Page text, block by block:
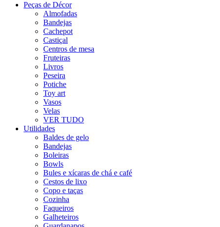
Peças de Décor
Almofadas
Bandejas
Cachepot
Castiçal
Centros de mesa
Fruteiras
Livros
Peseira
Potiche
Toy art
Vasos
Velas
VER TUDO
Utilidades
Baldes de gelo
Bandejas
Boleiras
Bowls
Bules e xícaras de chá e café
Cestos de lixo
Copo e taças
Cozinha
Faqueiros
Galheteiros